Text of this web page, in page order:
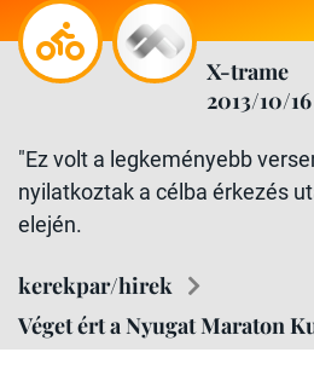
X-trame
2013/10/16
"Ez volt a legkeményebb
nyilatkoztak a célba érkezés
elején.
kerekpar/hirek
Véget ért a Nyugat Maraton